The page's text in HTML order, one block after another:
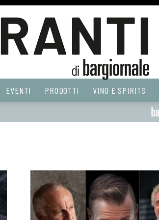
EVENTI PRODOTTI VINO E SPIRITS